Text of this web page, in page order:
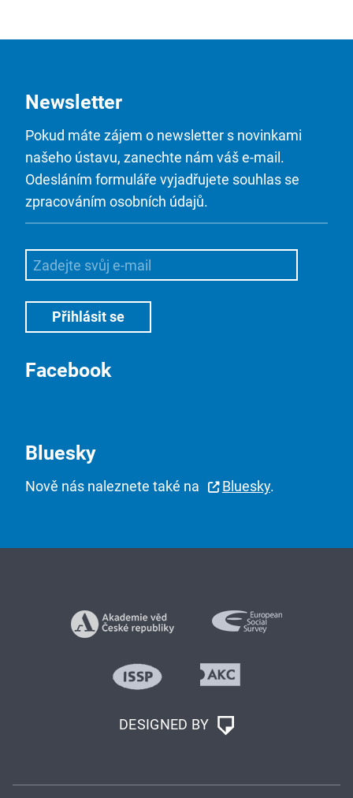
Newsletter
Pokud máte zájem o newsletter s novinkami
našeho ústavu, zanechte nám váš e-mail.
Odesláním formuláře vyjadřujete souhlas se
zpracováním osobních údajů.
Facebook
Bluesky
Nově nás naleznete také na Bluesky.
DESIGNED BY